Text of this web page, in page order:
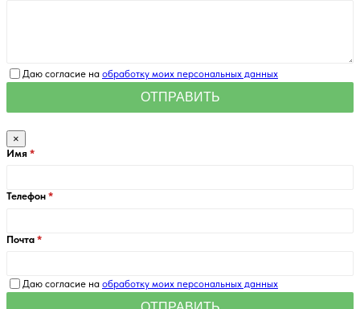
Даю согласие на обработку моих персональных данных
×
Имя
Телефон
Почта
Даю согласие на обработку моих персональных данных